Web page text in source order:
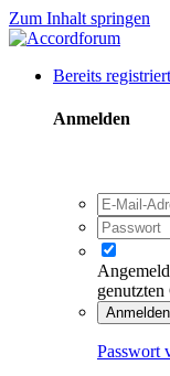
Zum Inhalt springen
Bereits
Anmelden
Anmelden
Passwort